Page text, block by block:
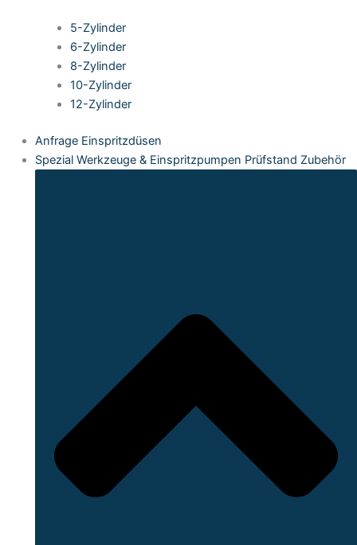
5-Zylinder
6-Zylinder
8-Zylinder
10-Zylinder
12-Zylinder
Anfrage Einspritzdüsen
Spezial Werkzeuge & Einspritzpumpen Prüfstand Zubehör